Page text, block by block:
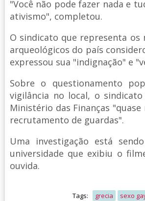
"Você não pode fazer nada e
ativismo", completou.
O sindicato que representa os
arqueológicos do país
expressou sua "indignação" e
Sobre o questionamento
vigilância no local, o
Ministério das Finanças
recrutamento de guardas".
Uma investigação está
universidade que exibiu o
ouvida.
Tags: grecia sexo